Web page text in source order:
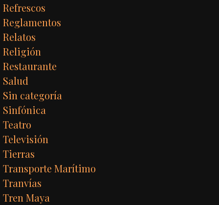
Refrescos
Reglamentos
Relatos
Religión
Restaurante
Salud
Sin categoría
Sinfónica
Teatro
Televisión
Tierras
Transporte Marítimo
Tranvías
Tren Maya